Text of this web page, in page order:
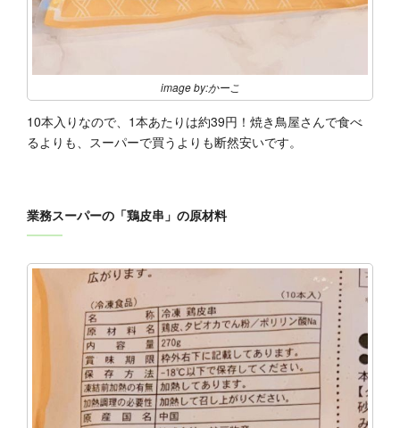
image by:かーこ
10本入りなので、1本あたりは約39円！焼き鳥屋さんで食べ
るよりも、スーパーで買うよりも断然安いです。
業務スーパーの「鶏皮串」の原材料